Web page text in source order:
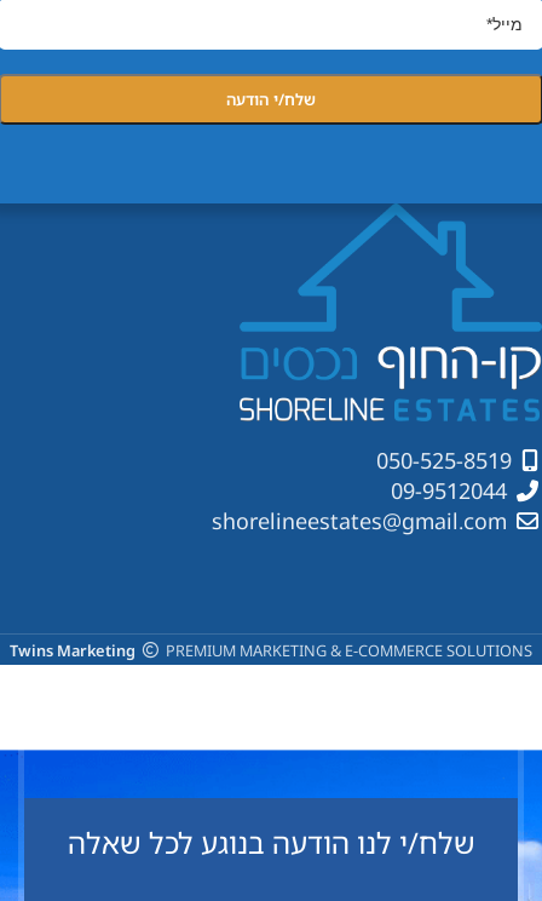
09-9512044
Twins Marketing PREMIUM MARKETING & E-COMMERCE SOLUTIONS
שלח/י לנו הודעה בנוגע לכל שאלה